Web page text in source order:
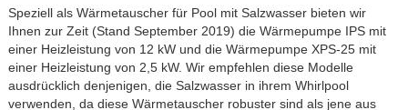
Speziell als Wärmetauscher für Pool mit Salzwasser bieten wir
Ihnen zur Zeit (Stand September 2019) die Wärmepumpe IPS mit
einer Heizleistung von 12 kW und die Wärmepumpe XPS-25 mit
einer Heizleistung von 2,5 kW. Wir empfehlen diese Modelle
ausdrücklich denjenigen, die Salzwasser in ihrem Whirlpool
verwenden, da diese Wärmetauscher robuster sind als jene aus